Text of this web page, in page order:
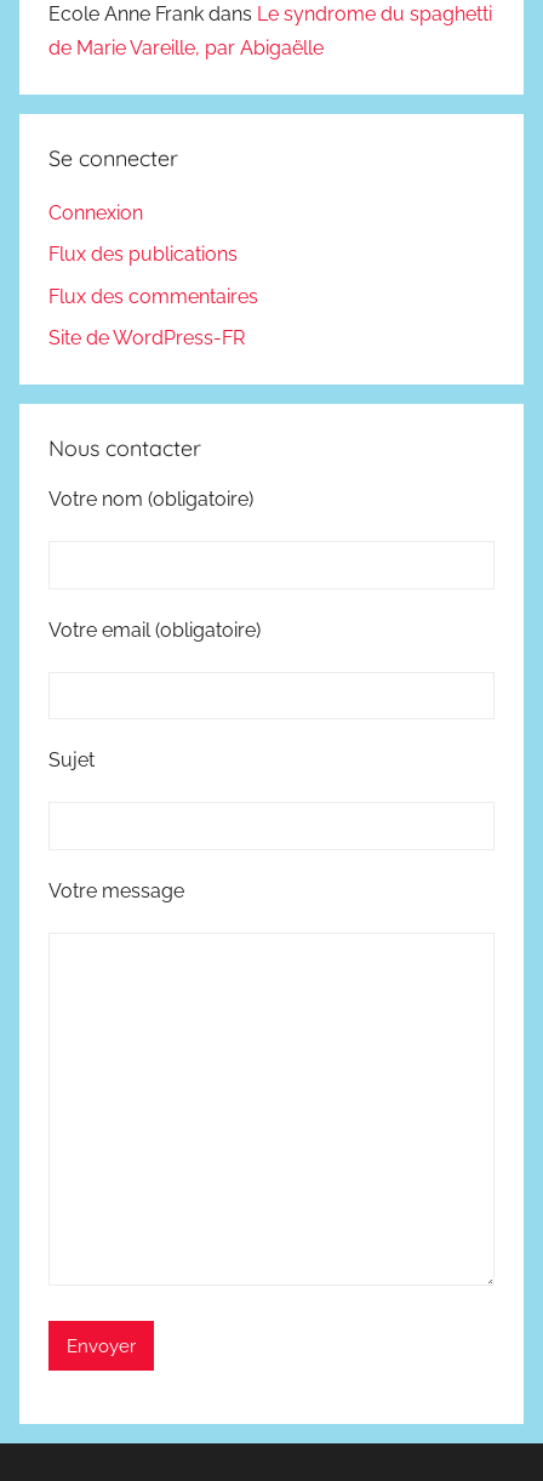
Ecole Anne Frank dans Le syndrome du spaghetti
de Marie Vareille, par Abigaëlle
Se connecter
Connexion
Flux des publications
Flux des commentaires
Site de WordPress-FR
Nous contacter
Votre nom (obligatoire)
Votre email (obligatoire)
Sujet
Votre message